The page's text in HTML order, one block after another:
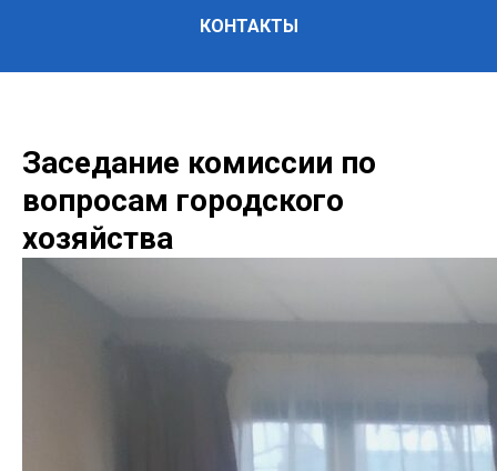
КОНТАКТЫ
Заседание комиссии по
вопросам городского
хозяйства